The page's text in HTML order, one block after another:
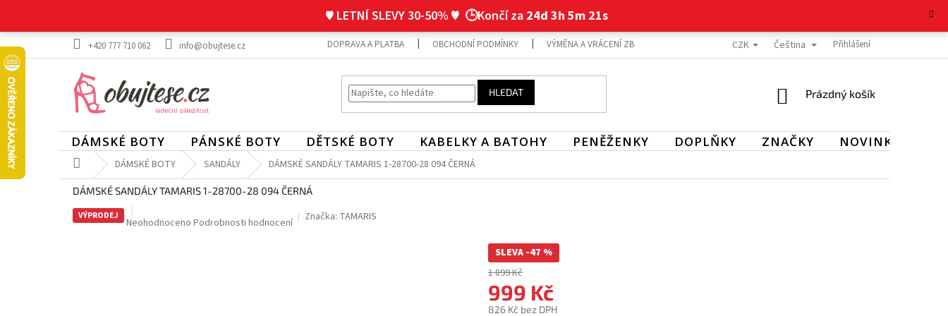
obsah
♥ LETNÍ SLEVY 30-50% ♥ 🕒Končí za 24d 3h 5m 21s
+420 777 710 062 info@obujtese.cz DOPRAVA A PLATBA OBCHODNÍ PODMÍNKY VÝMĚNA A VRÁCENÍ ZBOŽÍ REKLAMAČNÍ ŘÁD OCHRANA OSOBNÍCH ÚDAJŮ
CZK Čeština Přihlášení
HLEDAT
NÁKUPNÍ
Prázdný košík
DÁMSKÉ BOTY PÁNSKÉ BOTY DĚTSKÉ BOTY KABELKY A BATOHY PENĚŽENKY DOPLŇKY ZNAČKY NOVINKY
Domů DÁMSKÉ BOTY SANDÁLY DÁMSKÉ SANDÁLY TAMARIS 1-28700-28 094 ČERNÁ
DÁMSKÉ SANDÁLY TAMARIS 1-28700-28 094 ČERNÁ
VÝPRODEJ
Průměrné
Neohodnoceno Podrobnosti hodnocení Značka: TAMARIS
SLEVA -47 %
1 899 Kč
999 Kč
826 Kč bez DPH